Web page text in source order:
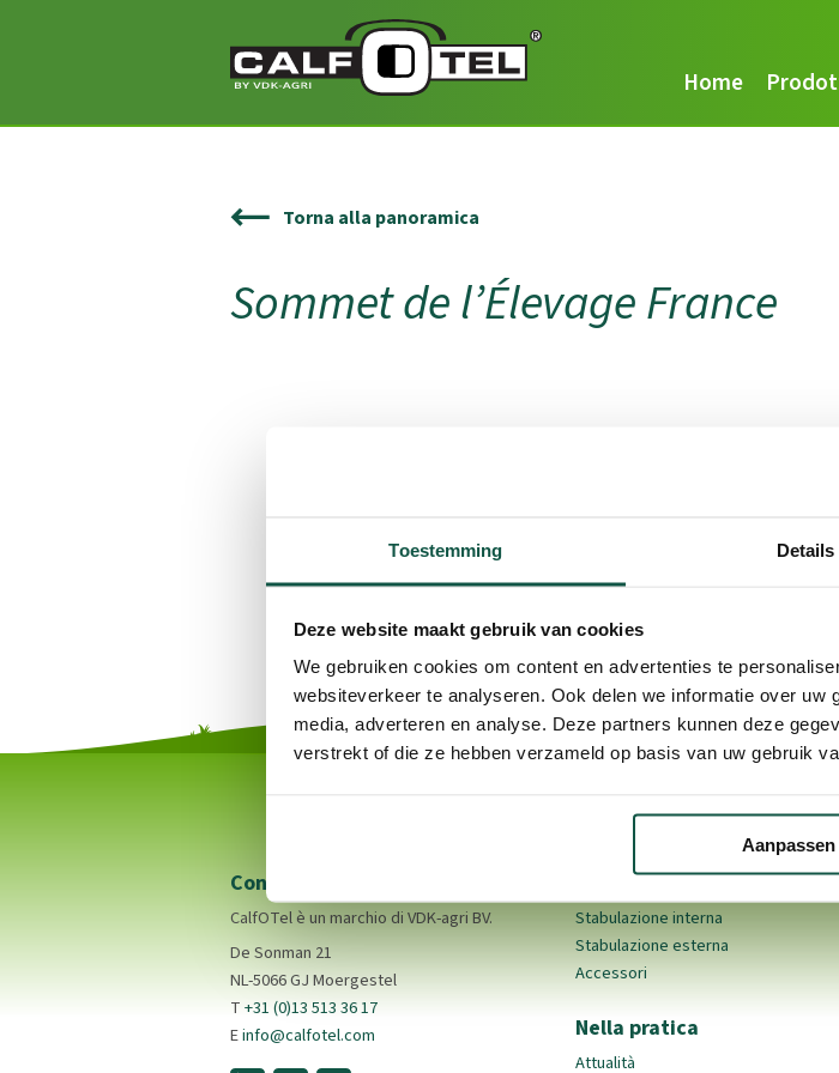
Toestemming Details
Deze website maakt gebruik van cookies
We gebruiken cookies om content en advertenties te
websiteverkeer te analyseren. Ook delen we informatie over
media, adverteren en analyse. Deze partners kunnen deze
verstrekt of die ze hebben verzameld op basis van uw gebruik
Aanpassen
Home
Torna alla panoramica
Sommet de l’Élevage France
Contatto
CalfOTel è un marchio di VDK-agri BV.
De Sonman 21
NL-5066 GJ Moergestel
T+31 (0)13 513 36 17
Einfo@calfotel.com
Prodotti
Stabulazione interna
Stabulazione esterna
Accessori
Nella pratica
Attualità